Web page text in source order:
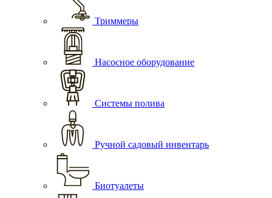
Триммеры
Насосное оборудование
Системы полива
Ручной садовый инвентарь
Биотуалеты